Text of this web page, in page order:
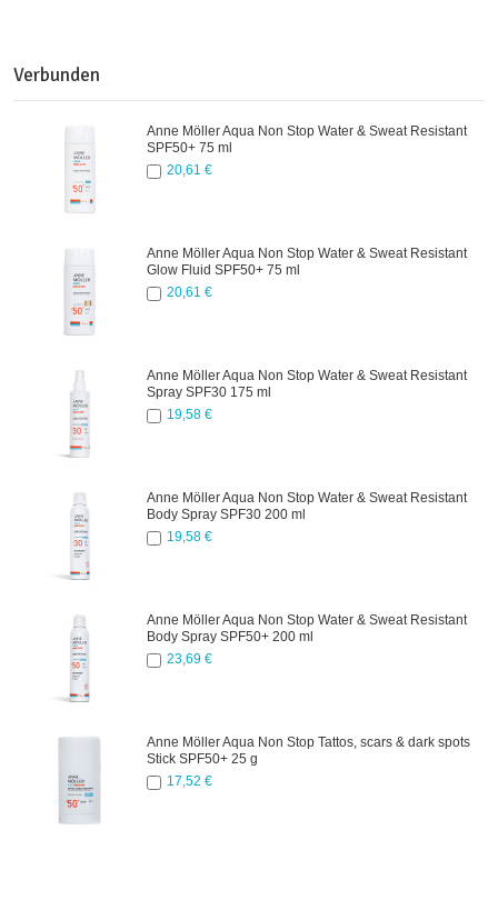
Verbunden
Anne Möller Aqua Non Stop Water & Sweat Resistant
SPF50+ 75 ml
20,61 €
Anne Möller Aqua Non Stop Water & Sweat Resistant
Glow Fluid SPF50+ 75 ml
20,61 €
Anne Möller Aqua Non Stop Water & Sweat Resistant
Spray SPF30 175 ml
19,58 €
Anne Möller Aqua Non Stop Water & Sweat Resistant
Body Spray SPF30 200 ml
19,58 €
Anne Möller Aqua Non Stop Water & Sweat Resistant
Body Spray SPF50+ 200 ml
23,69 €
Anne Möller Aqua Non Stop Tattos, scars & dark spots
Stick SPF50+ 25 g
17,52 €